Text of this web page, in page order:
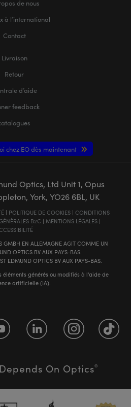
de nous
à l’international
Contact
Livraison
Retour
d’aide
feedback
chez EO dès maintenant
Optics, Ltd Unit 1, Opus
York, YO26 6BL, UK
| POLITIQUE DE COOKIES| CONDITIONS
B2C | MENTIONS LÉGALES|
GMBH EN ALLEMAGNE AGIT COMME UN
OPTICS BV AUX PAYS-BAS.
EDMUND OPTICS BV AUX PAYS-BAS.
éléments générés ou modifiés à l'aide de
artificielle (IA).
Depends On Optics®